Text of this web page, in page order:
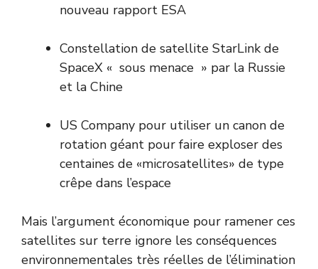
nouveau rapport ESA
Constellation de satellite StarLink de
SpaceX « sous menace » par la Russie
et la Chine
US Company pour utiliser un canon de
rotation géant pour faire exploser des
centaines de «microsatellites» de type
crêpe dans l’espace
Mais l’argument économique pour ramener ces
satellites sur terre ignore les conséquences
environnementales très réelles de l’élimination